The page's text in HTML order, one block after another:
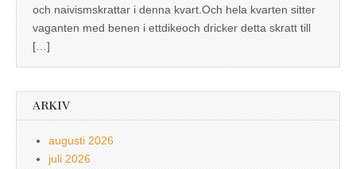
och naivismskrattar i denna kvart.Och hela kvarten sitter
vaganten med benen i ettdikeoch dricker detta skratt till
[…]
ARKIV
augusti 2026
juli 2026